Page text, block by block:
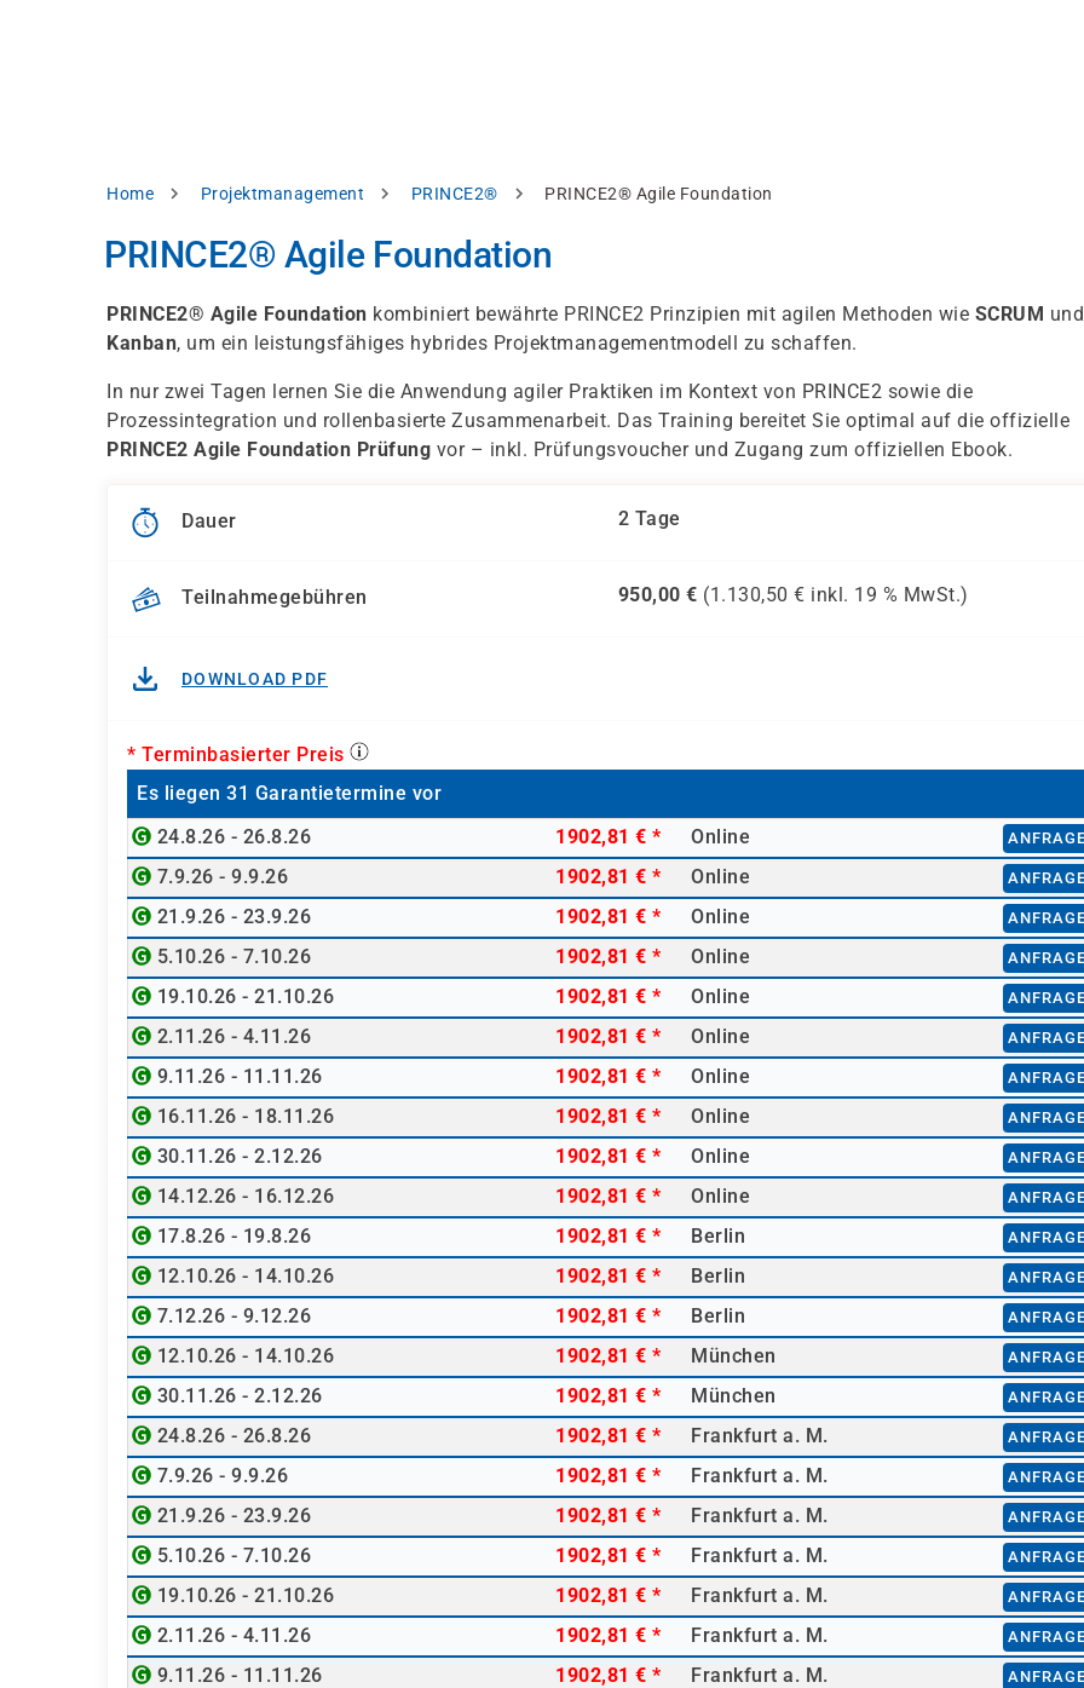
Pfadnavigation
Home Projektmanagement PRINCE2® PRINCE2® Agile Foundation
PRINCE2® Agile Foundation
PRINCE2® Agile Foundation kombiniert bewährte PRINCE2 Prinzipien mit agilen Methoden wie SCRUM und
Kanban, um ein leistungsfähiges hybrides Projektmanagementmodell zu schaffen.
In nur zwei Tagen lernen Sie die Anwendung agiler Praktiken im Kontext von PRINCE2 sowie die
Prozessintegration und rollenbasierte Zusammenarbeit. Das Training bereitet Sie optimal auf die offizielle
PRINCE2 Agile Foundation Prüfung vor – inkl. Prüfungsvoucher und Zugang zum offiziellen Ebook.
Dauer 2 Tage
Teilnahmegebühren 950,00 € (1.130,50 € inkl. 19 % MwSt.)
DOWNLOAD PDF
* Terminbasierter Preis
Es liegen 31 Garantietermine vor
24.8.26 - 26.8.26
1902,81 € * Online
7.9.26 - 9.9.26 1902,81 € * Online
21.9.26 - 23.9.26 1902,81 € * Online
5.10.26 - 7.10.26 1902,81 € * Online
19.10.26 - 21.10.26 1902,81 € * Online
2.11.26 - 4.11.26 1902,81 € * Online
9.11.26 - 11.11.26 1902,81 € * Online
16.11.26 - 18.11.26 1902,81 € * Online
30.11.26 - 2.12.26 1902,81 € * Online
14.12.26 - 16.12.26 1902,81 € * Online
17.8.26 - 19.8.26 1902,81 € * Berlin
12.10.26 - 14.10.26 1902,81 € * Berlin
7.12.26 - 9.12.26 1902,81 € * Berlin
12.10.26 - 14.10.26 1902,81 € * München
30.11.26 - 2.12.26 1902,81 € * München
24.8.26 - 26.8.26 1902,81 € * Frankfurt a. M.
7.9.26 - 9.9.26 1902,81 € * Frankfurt a. M.
21.9.26 - 23.9.26 1902,81 € * Frankfurt a. M.
5.10.26 - 7.10.26 1902,81 € * Frankfurt a. M.
19.10.26 - 21.10.26 1902,81 € * Frankfurt a. M.
2.11.26 - 4.11.26 1902,81 € * Frankfurt a. M.
9.11.26 - 11.11.26 1902,81 € * Frankfurt a. M.